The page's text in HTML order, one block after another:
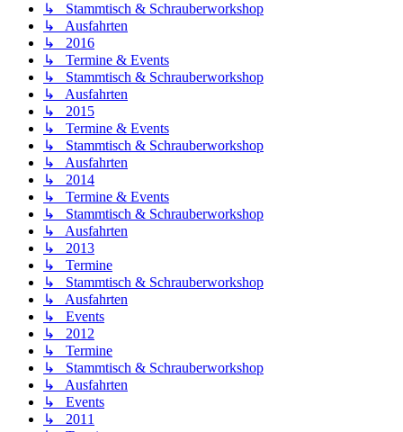
↳ Stammtisch & Schrauberworkshop
↳ Ausfahrten
↳ 2016
↳ Termine & Events
↳ Stammtisch & Schrauberworkshop
↳ Ausfahrten
↳ 2015
↳ Termine & Events
↳ Stammtisch & Schrauberworkshop
↳ Ausfahrten
↳ 2014
↳ Termine & Events
↳ Stammtisch & Schrauberworkshop
↳ Ausfahrten
↳ 2013
↳ Termine
↳ Stammtisch & Schrauberworkshop
↳ Ausfahrten
↳ Events
↳ 2012
↳ Termine
↳ Stammtisch & Schrauberworkshop
↳ Ausfahrten
↳ Events
↳ 2011